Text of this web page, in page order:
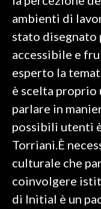
NECROLOGI
ambienti di
stato disegnato
accessibile e
esperto la
è scelta proprio
parlare in
possibili utenti
Torriani.È
culturale che
coinvolgere
di Initial è un